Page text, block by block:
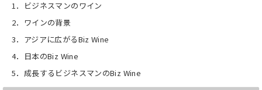
1．ビジネスマンのワイン
2．ワインの背景
3．アジアに広がるBiz Wine
4．日本のBiz Wine
5．成長するビジネスマンのBiz Wine